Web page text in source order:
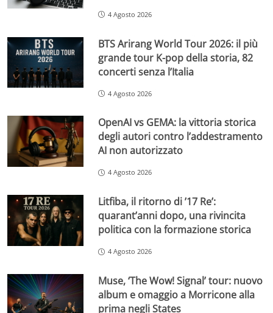
4 Agosto 2026
BTS Arirang World Tour 2026: il più
grande tour K-pop della storia, 82
concerti senza l’Italia
4 Agosto 2026
OpenAI vs GEMA: la vittoria storica
degli autori contro l’addestramento
AI non autorizzato
4 Agosto 2026
Litfiba, il ritorno di ’17 Re’:
quarant’anni dopo, una rivincita
politica con la formazione storica
4 Agosto 2026
Muse, ‘The Wow! Signal’ tour: nuovo
album e omaggio a Morricone alla
prima negli States